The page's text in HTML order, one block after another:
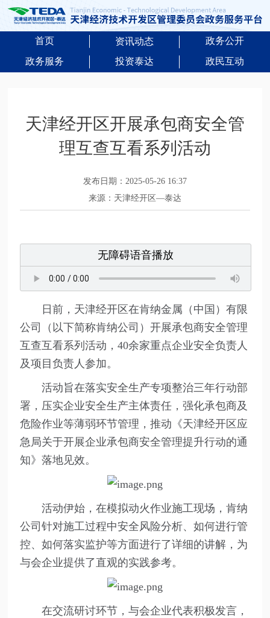
首页 资讯动态
政务公开
政务服务
投资泰达 政民互动
天津经开区开展承包商安全管
理互查互看系列活动
发布日期：2025-05-26 16:37
来源：天津经开区—泰达
无障碍语音播放
日前，天津经开区在肯纳金属（中国）有限
公司（以下简称肯纳公司）开展承包商安全管理
互查互看系列活动，40余家重点企业安全负责人
及项目负责人参加。
活动旨在落实安全生产专项整治三年行动部
署，压实企业安全生产主体责任，强化承包商及
危险作业等薄弱环节管理，推动《天津经开区应
急局关于开展企业承包商安全管理提升行动的通
知》落地见效。
活动伊始，在模拟动火作业施工现场，肯纳
公司针对施工过程中安全风险分析、如何进行管
控、如何落实监护等方面进行了详细的讲解，为
与会企业提供了直观的实践参考。
在交流研讨环节，与会企业代表积极发言，